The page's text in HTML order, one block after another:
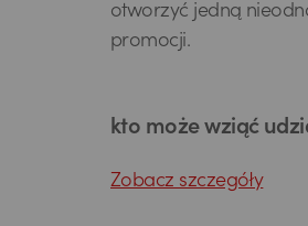
otworzyć jedną
promocji.
kto może wziąć
Zobacz szczegóły